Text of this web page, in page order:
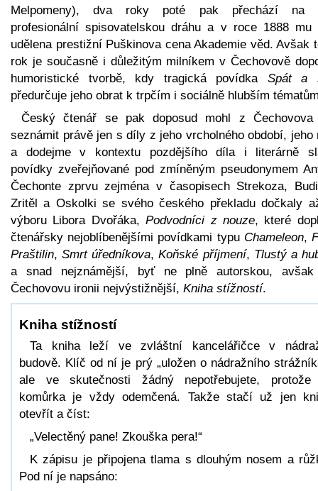
Melpomeny), dva roky poté pak přechází na
profesionální spisovatelskou dráhu a v roce 1888 mu
udělena prestižní Puškinova cena Akademie věd. Avšak
rok je současně i důležitým milníkem v Čechovově
humoristické tvorbě, kdy tragická povídka Spát a
předurčuje jeho obrat k trpčím i sociálně hlubším
Český čtenář se pak doposud mohl z Čechovova
seznámit právě jen s díly z jeho vrcholného období, jeho
a dodejme v kontextu pozdějšího díla i literárně
povídky zveřejňované pod zmíněným pseudonymem
Čechonte zprvu zejména v časopisech Strekoza,
Zritěl a Oskolki se svého českého překladu dočkaly
výboru Libora Dvořáka,Podvodníci z nouze, které
čtenářsky nejoblíbenějšími povídkami typu Chameleon,
Praštilin,Smrt úředníkova,Koňské příjmení, Tlustý a
a snad nejznámější, byť ne plně autorskou,
Čechovovu ironii nejvýstižnější, Kniha stížností.
Kniha stížností
Ta kniha leží ve zvláštní kancelářičce v
budově. Klíč od ní je prý „uložen o nádražního
ale ve skutečnosti žádný nepotřebujete,
komůrka je vždy odemčená. Takže stačí už jen
otevřít a číst:
„Velectěný pane! Zkouška pera!“
K zápisu je připojena tlama s dlouhým nosem a
Pod ní je napsáno: